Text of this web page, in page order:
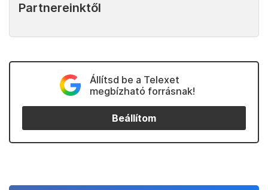
Partnereinktől
Állítsd be a Telexet
megbízható forrásnak!
Beállítom